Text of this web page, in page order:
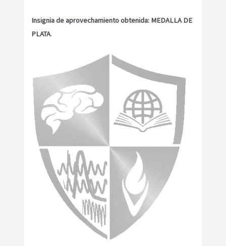
Insignia de aprovechamiento obtenida: MEDALLA DE
PLATA.